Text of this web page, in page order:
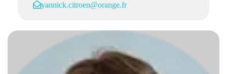
yannick.citroen@orange.fr